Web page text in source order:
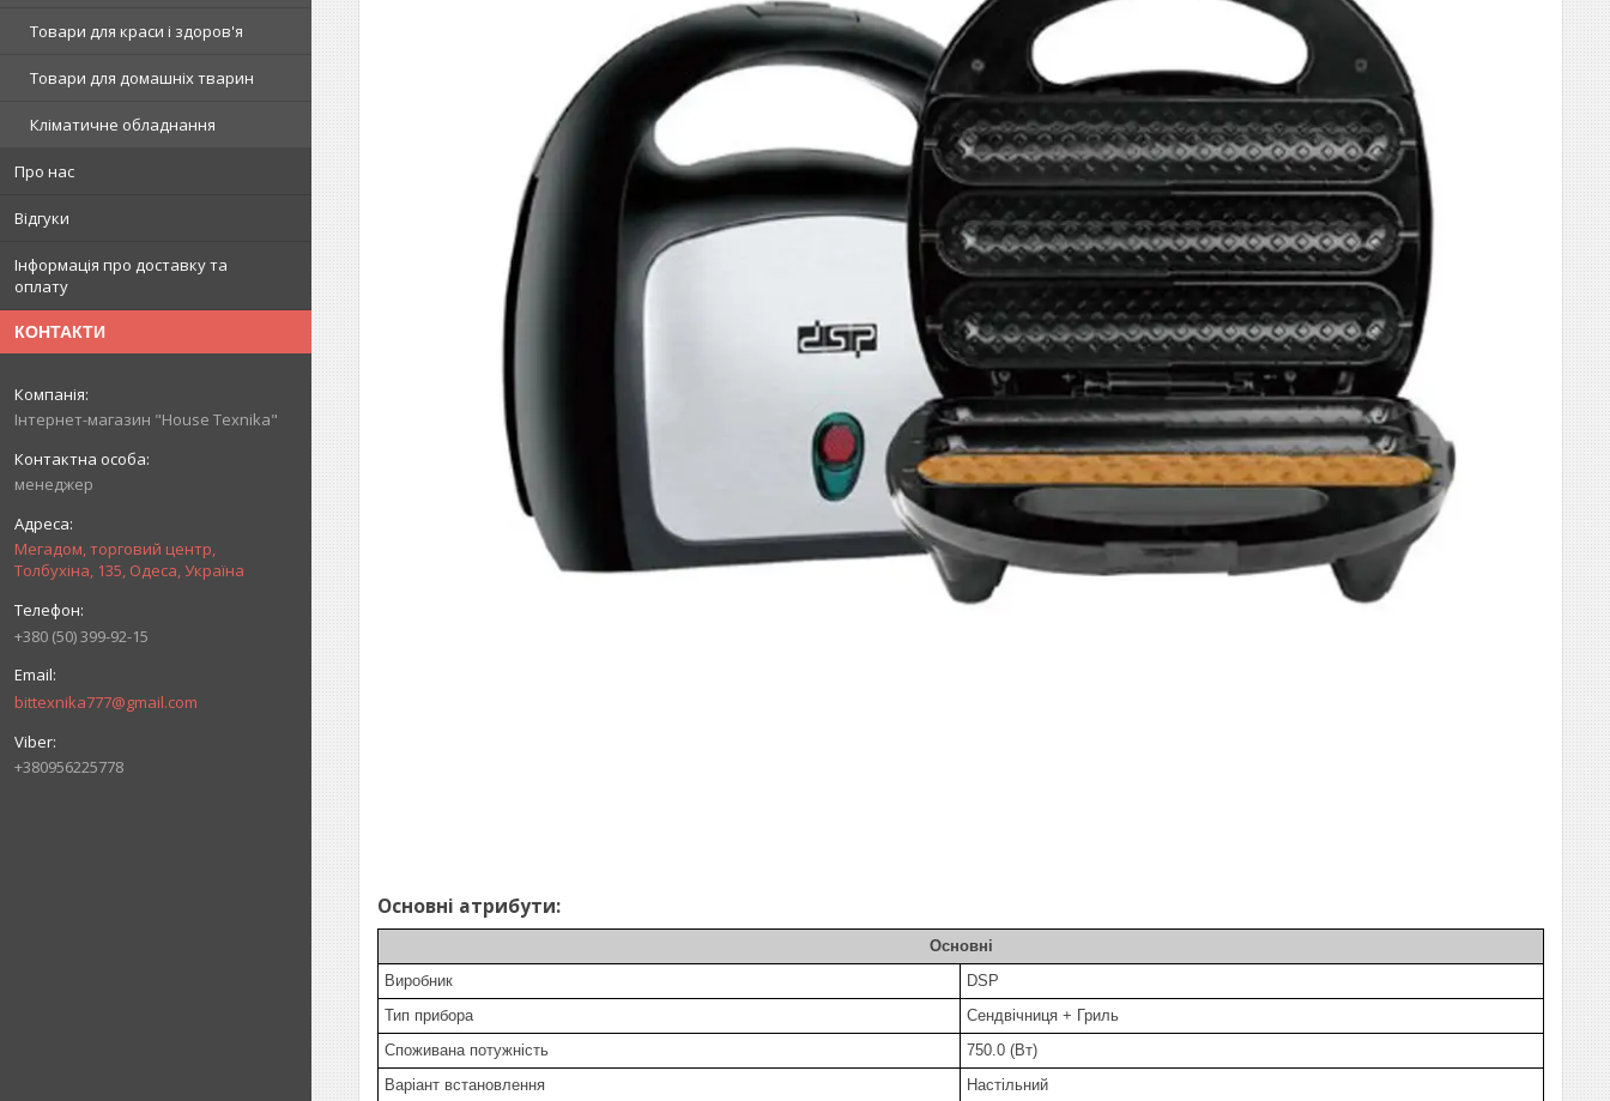
Товари для краси і здоров'я
Товари для домашніх тварин
Кліматичне обладнання
Про нас
Відгуки
Інформація про доставку та
оплату
КОНТАКТИ
Інтернет-магазин "House Texnika"
менеджер
Мегадом, торговий центр,
Толбухіна, 135, Одеса, Україна
+380 (50) 399-92-15
bittexnika777@gmail.com
+380956225778
Основні атрибути:
Основні
Виробник
DSP
Тип прибора
Сендвічниця + Гриль
Споживана потужність
750.0 (Вт)
Варіант встановлення
Настільний